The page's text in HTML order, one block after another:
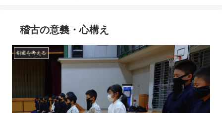
稽古の意義・心構え
剣道を考える